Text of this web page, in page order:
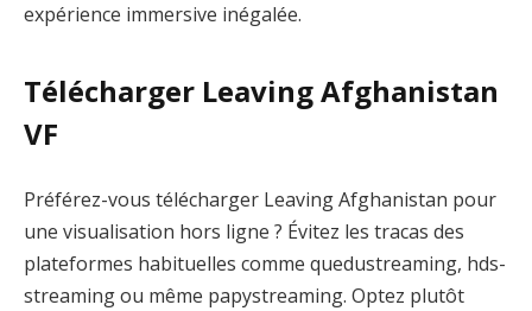
expérience immersive inégalée.
Télécharger Leaving Afghanistan
VF
Préférez-vous télécharger Leaving Afghanistan pour
une visualisation hors ligne ? Évitez les tracas des
plateformes habituelles comme quedustreaming, hds-
streaming ou même papystreaming. Optez plutôt